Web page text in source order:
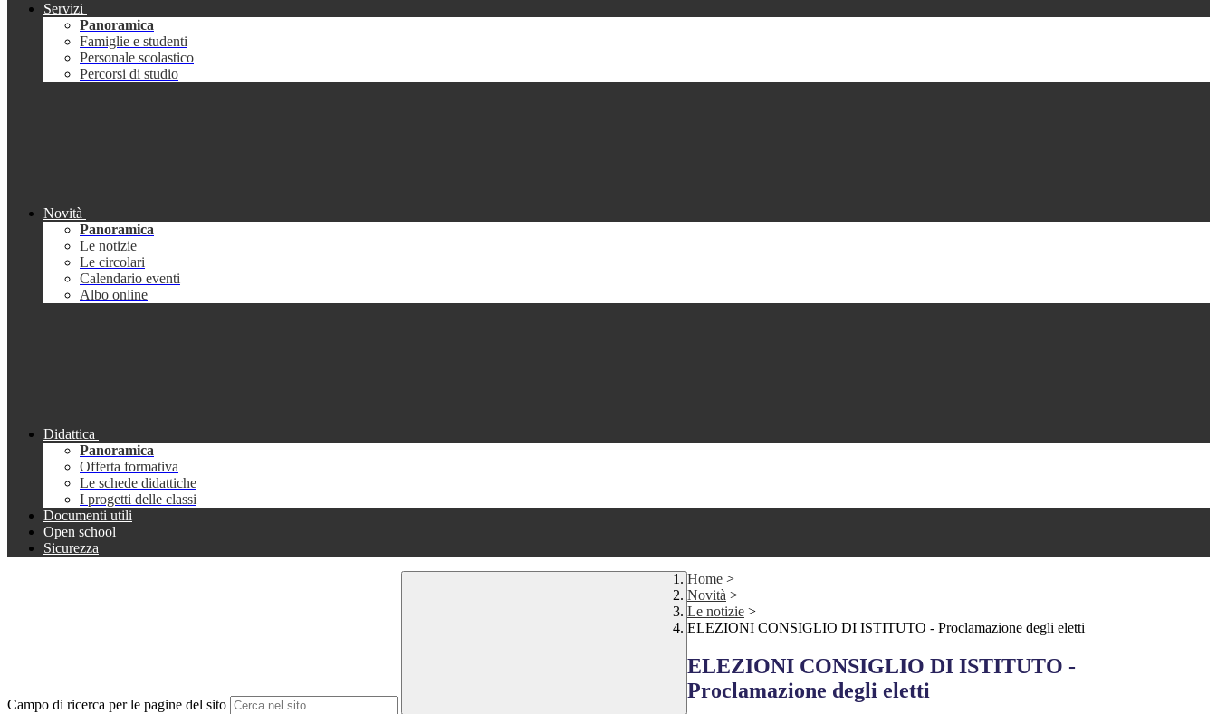
Servizi
Panoramica
Famiglie e studenti
Personale scolastico
Percorsi di studio
Novità
Panoramica
Le notizie
Le circolari
Calendario eventi
Albo online
Didattica
Panoramica
Offerta formativa
Le schede didattiche
I progetti delle classi
Documenti utili
Open school
Sicurezza
Campo di ricerca per le pagine del sito
Home >
Novità >
Le notizie >
ELEZIONI CONSIGLIO DI ISTITUTO - Proclamazione degli eletti
ELEZIONI CONSIGLIO DI ISTITUTO -
Proclamazione degli eletti